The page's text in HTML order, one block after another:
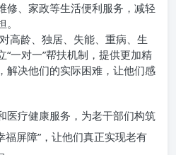
修、家政等生活便利服务，减轻
对高龄、独居、失能、重病、生
“一对一”帮扶机制，提供更加精
解决他们的实际困难，让他们感
医疗健康服务，为老干部们构筑
福屏障”，让他们真正实现老有